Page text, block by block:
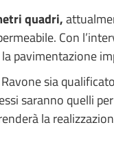
quadri,
Con
pavimentazione
sia qualificato
saranno quelli
la